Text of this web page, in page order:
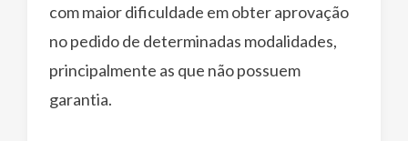
com maior dificuldade em obter aprovação
no pedido de determinadas modalidades,
principalmente as que não possuem
garantia.